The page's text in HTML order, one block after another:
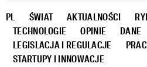
PL ŚWIAT AKTUALNOŚCI
TECHNOLOGIE
OPINIE
DANE
LEGISLACJA I REGULACJE
STARTUPY I INNOWACJE